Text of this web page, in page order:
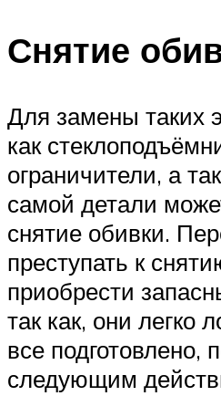
Снятие
Для замены таких
как
ограничители, а
самой детали
снятие обивки.
преступать к
приобрести
так как, они легко
все подготовлено,
следующим